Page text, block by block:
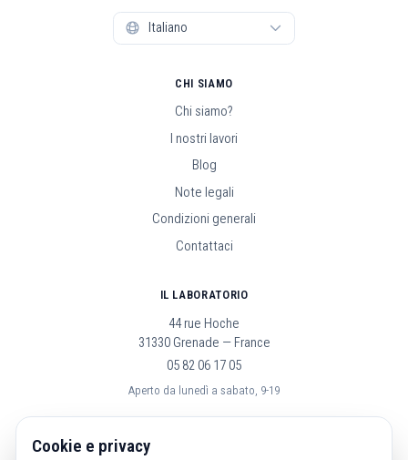
CHI SIAMO
Chi siamo?
I nostri lavori
Blog
Note legali
Condizioni generali
Contattaci
IL LABORATORIO
44 rue Hoche
31330 Grenade — France
05 82 06 17 05
Aperto da lunedì a sabato, 9-19
Cookie e privacy